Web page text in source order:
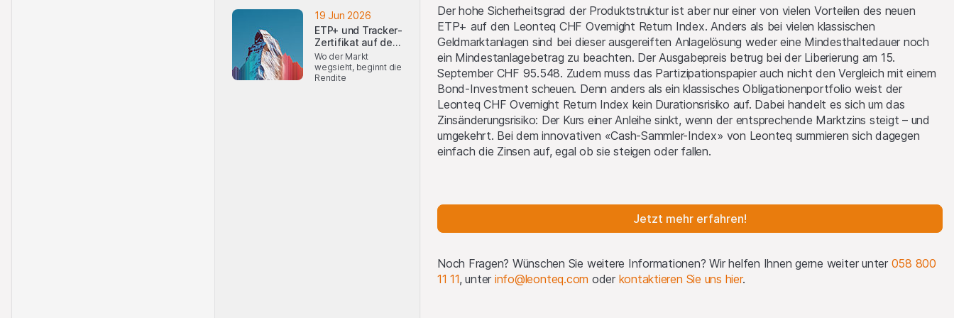
19 Jun 2026
ETP+ und Tracker-
Zertifikat auf den
FuW-Risk-Index
Wo der Markt
wegsieht, beginnt die
Rendite
Der hohe Sicherheitsgrad der Produktstruktur ist aber nur einer von vielen Vorteilen des neuen
ETP+ auf den Leonteq CHF Overnight Return Index. Anders als bei vielen klassischen
Geldmarktanlagen sind bei dieser ausgereiften Anlagelösung weder eine Mindesthaltedauer noch
ein Mindestanlagebetrag zu beachten. Der Ausgabepreis betrug bei der Liberierung am 15.
September CHF 95.548. Zudem muss das Partizipationspapier auch nicht den Vergleich mit einem
Bond-Investment scheuen. Denn anders als ein klassisches Obligationenportfolio weist der
Leonteq CHF Overnight Return Index kein Durationsrisiko auf. Dabei handelt es sich um das
Zinsänderungsrisiko: Der Kurs einer Anleihe sinkt, wenn der entsprechende Marktzins steigt – und
umgekehrt. Bei dem innovativen «Cash-Sammler-Index» von Leonteq summieren sich dagegen
einfach die Zinsen auf, egal ob sie steigen oder fallen.
Jetzt mehr erfahren!
Noch Fragen? Wünschen Sie weitere Informationen? Wir helfen Ihnen gerne weiter unter 058 800
11 11, unter info@leonteq.com oder kontaktieren Sie uns hier.
Lieferung der Produkte oder die Verbreitung oder Veröffentlichung von Unterlagen in Bezug auf die
Produkte nur in oder aus einem Rechtsgebiet in Übereinstimmung mit den geltenden Gesetzen und
Vorschriften erfolgen, und wenn weder die Emittentinnen noch der Lead Manager in irgendeiner Form
hierdurch verpflichtet werden. Beschränkungen der grenzüberschreitenden Kommunikation und des
grenzüberschreitenden Geschäfts betreffend die in Frage stehenden Produkte und Informationen
bleiben - aufgrund rechtlicher Überlegungen - vorbehalten. Die wichtigsten Rechtsgebiete, in denen
die Produkte nicht öffentlich vertrieben werden dürfen, sind der EWR, UK, Hongkong und Singapur.
Die Produkte dürfen nicht innerhalb der Vereinigten Staaten bzw. nicht an oder auf Rechnung oder
zugunsten von US-Personen (wie in Regulation S definiert) angeboten oder verkauft werden.
Auf dieser Website können wir Logos ausschließlich zu Referenzzwecken anzeigen, um die
Basiswerte zu identifizieren, an die die Produkte gekoppelt sind. Weitere Informationen finden Sie auf